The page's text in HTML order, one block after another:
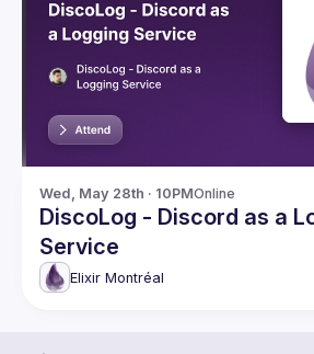
Wed, May 28th · 10PMOnline
DiscoLog - Discord as a
Service
Elixir Montréal